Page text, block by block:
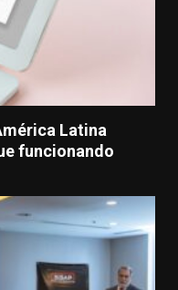
Latina
funcionando